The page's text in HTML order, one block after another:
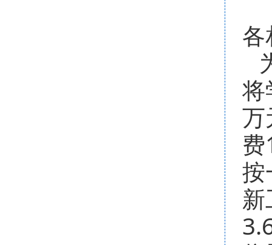
将
万
按